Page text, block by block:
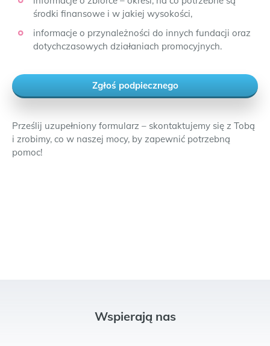
środki finansowe i w jakiej wysokości,
informacje o przynależności do innych fundacji oraz
dotychczasowych działaniach promocyjnych.
Zgłoś podpiecznego
Prześlij uzupełniony formularz – skontaktujemy się z Tobą
i zrobimy, co w naszej mocy, by zapewnić potrzebną
pomoc!
Wspierają nas